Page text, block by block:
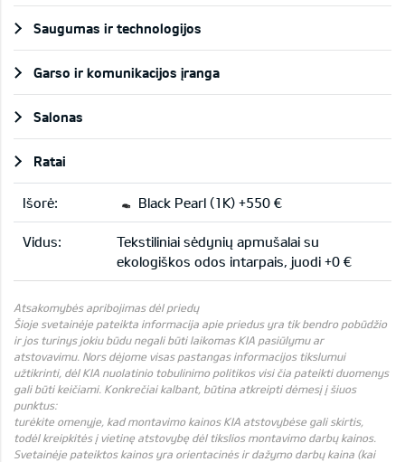
Saugumas ir technologijos
Garso ir komunikacijos įranga
Salonas
Ratai
Išorė: Black Pearl (1K) +550 €
Vidus:
Tekstiliniai sėdynių apmušalai su
ekologiškos odos intarpais, juodi +0 €
Atsakomybės apribojimas dėl priedų
Šioje svetainėje pateikta informacija apie priedus yra tik bendro pobūdžio
ir jos turinys jokiu būdu negali būti laikomas KIA pasiūlymu ar
atstovavimu. Nors dėjome visas pastangas informacijos tikslumui
užtikrinti, dėl KIA nuolatinio tobulinimo politikos visi čia pateikti duomenys
gali būti keičiami. Konkrečiai kalbant, būtina atkreipti dėmesį į šiuos
punktus:
turėkite omenyje, kad montavimo kainos KIA atstovybėse gali skirtis,
todėl kreipkitės į vietinę atstovybę dėl tikslios montavimo darbų kainos.
Svetainėje pateiktos kainos yra orientacinės ir dažymo darbų kaina (kai